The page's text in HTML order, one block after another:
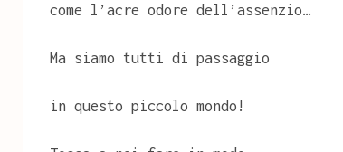
come l’acre odore dell’assenzio…
Ma siamo tutti di passaggio
in questo piccolo mondo!